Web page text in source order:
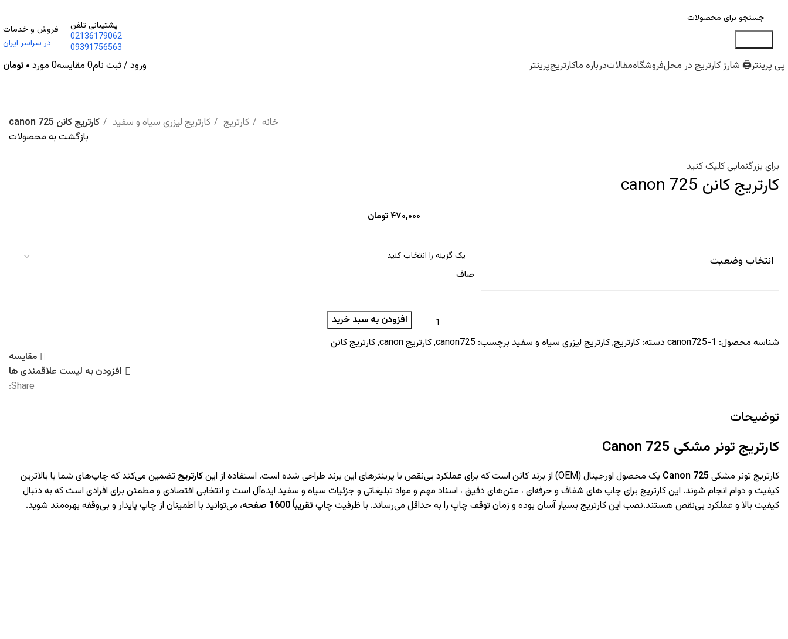
پشتیبانی تلفن
02136179062
09391756563
فروش و خدمات
در سراسر ایران
پی پرینتر🖨️ شارژ کارتریج در محلفروشگاهمقالاتدرباره ماکارتریجپرینتر ورود / ثبت نام0 مقایسه0 مورد ۰ تومان
خانه کارتریج کارتریج لیزری سیاه و سفید
کارتریج کانن canon 725
بازگشت به محصولات
برای بزرگنمایی کلیک کنید
کارتریج کانن canon 725
۴۷۰,۰۰۰تومان
انتخاب وضعیت
صاف
افزودن به سبد خرید
شناسه محصول: canon725-1 دسته: کارتریج,کارتریج لیزری سیاه و سفید برچسب: canon725
,کارتریج canon ,کارتریج کانن
مقایسه
افزودن به لیست علاقمندی ها
Share:
توضیحات
کارتریج تونر مشکی
کارتریج تونر مشکی Canon 725 یک محصول اورجینال (OEM) از برند کانن است که برای عملکرد بی‌نقص با پرینترهای این برند طراحی شده است. استفاده از این کارتریج‌ تضمین می‌کند که چاپ‌های شما با بالاترین
کیفیت و دوام انجام شوند. این کارتریج برای چاپ های شفاف و حرفه‌ای ، متن‌های دقیق ، اسناد مهم و مواد تبلیغاتی و جزئیات سیاه و سفید ایده‌آل است و انتخابی اقتصادی و مطمئن برای افرادی است که به دنبال
کیفیت بالا و عملکرد بی‌نقص هستند.نصب این کارتریج بسیار آسان بوده و زمان توقف چاپ را به حداقل می‌رساند. با ظرفیت چاپ تقریباً 1600 صفحه ، می‌توانید با اطمینان از چاپ پایدار و بی‌وقفه بهره‌مند شوید.